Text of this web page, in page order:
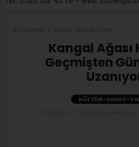
Kangal Ağası
Geçmişten
KÜLTÜR-SANAT-